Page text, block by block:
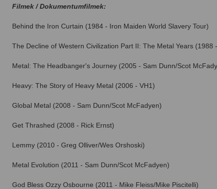
Filmek / Dokumentumfilmek:
Behind the Iron Curtain (1984 - Iron Maiden World Slavery Tour)
The Decline of Western Civilization Part II: The Metal Years (1988
Metal: The Headbanger's Journey (2005 - Sam Dunn/Scot
Heavy: The Story of Heavy Metal (2006 - VH1)
Global Metal (2008 - Sam Dunn/Scot McFadyen)
Get Thrashed (2008 - Rick Ernst)
Lemmy (2010 - Greg Olliver/Wes Orshoski)
Metal Evolution (2011 - Sam Dunn/Scot McFadyen)
God Bless Ozzy Osbourne (2011 - Mike Fleiss/Mike Piscitelli)